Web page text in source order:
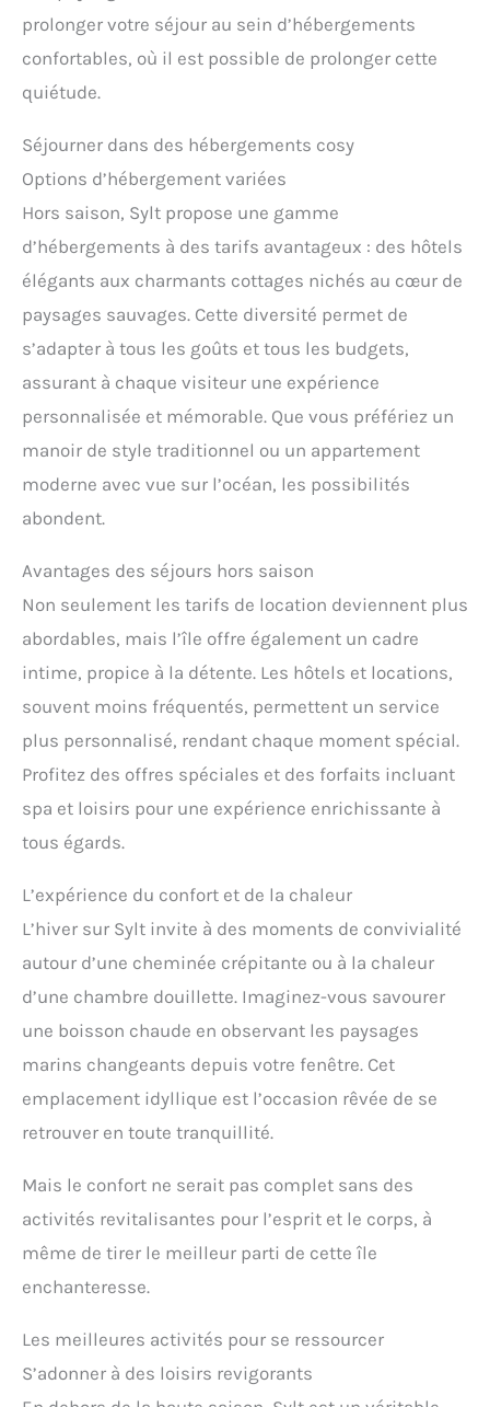
prolonger votre séjour au sein d’hébergements
confortables, où il est possible de prolonger cette
quiétude.
Séjourner dans des hébergements cosy
Options d’hébergement variées
Hors saison, Sylt propose une gamme
d’hébergements à des tarifs avantageux : des hôtels
élégants aux charmants cottages nichés au cœur de
paysages sauvages. Cette diversité permet de
s’adapter à tous les goûts et tous les budgets,
assurant à chaque visiteur une expérience
personnalisée et mémorable. Que vous préfériez un
manoir de style traditionnel ou un appartement
moderne avec vue sur l’océan, les possibilités
abondent.
Avantages des séjours hors saison
Non seulement les tarifs de location deviennent plus
abordables, mais l’île offre également un cadre
intime, propice à la détente. Les hôtels et locations,
souvent moins fréquentés, permettent un service
plus personnalisé, rendant chaque moment spécial.
Profitez des offres spéciales et des forfaits incluant
spa et loisirs pour une expérience enrichissante à
tous égards.
L’expérience du confort et de la chaleur
L’hiver sur Sylt invite à des moments de convivialité
autour d’une cheminée crépitante ou à la chaleur
d’une chambre douillette. Imaginez-vous savourer
une boisson chaude en observant les paysages
marins changeants depuis votre fenêtre. Cet
emplacement idyllique est l’occasion rêvée de se
retrouver en toute tranquillité.
Mais le confort ne serait pas complet sans des
activités revitalisantes pour l’esprit et le corps, à
même de tirer le meilleur parti de cette île
enchanteresse.
Les meilleures activités pour se ressourcer
S’adonner à des loisirs revigorants